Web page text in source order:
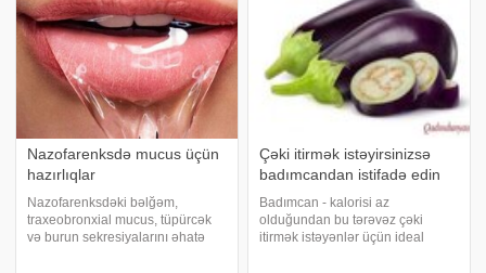
qoyun, soyuducud
verir:. Vitamin C (Askorbi
Nazofarenksdə mucus üçün
hazırlıqlar
Nazofarenksdəki bəlğəm,
traxeobronxial mucus, tüpürcək
və burun sekresiyalarını əhatə
Çəki itirmək istəyirsinizsə
badımcandan istifadə edin
Badımcan - kalorisi az
olduğundan bu tərəvəz çəki
itirmək istəyənlər üçün ideal